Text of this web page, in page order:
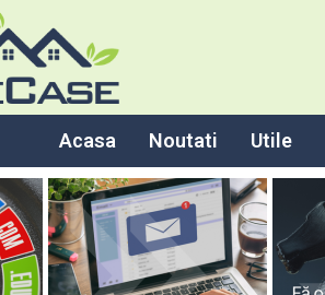
Acasa Noutati Utile